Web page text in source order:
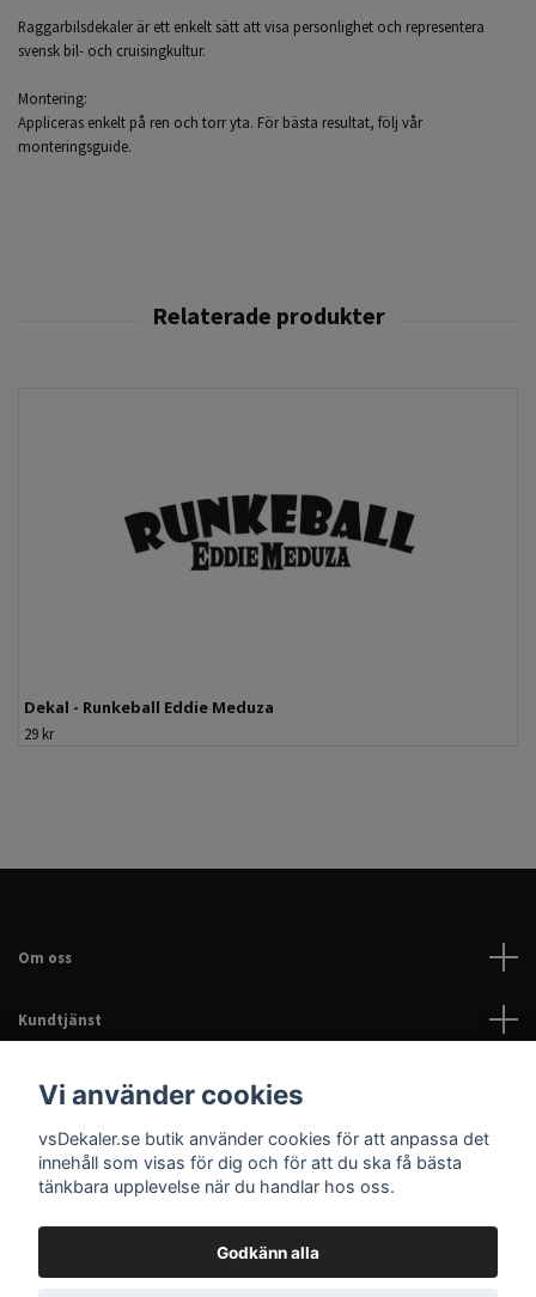
Raggarbilsdekaler är ett enkelt sätt att visa personlighet och representera
svensk bil- och cruisingkultur.
Montering:
Appliceras enkelt på ren och torr yta. För bästa resultat, följ vår
monteringsguide.
Dekal - Runkeball Eddie Meduza
29 kr
Om oss
Kundtjänst
Läs mer
Sociala medier
Vi använder cookies
vsDekaler.se butik använder cookies för att anpassa det
innehåll som visas för dig och för att du ska få bästa
tänkbara upplevelse när du handlar hos oss.
Godkänn alla